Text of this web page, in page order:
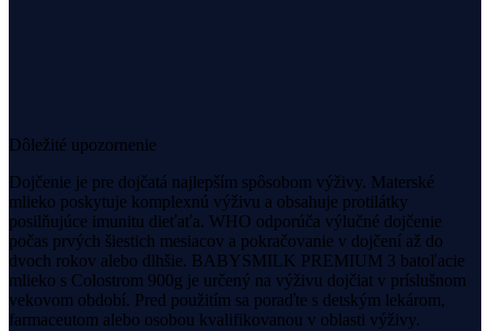
Dôležité upozornenie
Dojčenie je pre dojčatá najlepším spôsobom výživy. Materské
mlieko poskytuje komplexnú výživu a obsahuje protilátky
posilňujúce imunitu dieťaťa. WHO odporúča výlučné dojčenie
počas prvých šiestich mesiacov a pokračovanie v dojčení až do
dvoch rokov alebo dlhšie. BABYSMILK PREMIUM 3 batoľacie
mlieko s Colostrom 900g je určený na výživu dojčiat v príslušnom
vekovom období. Pred použitím sa poraďte s detským lekárom,
farmaceutom alebo osobou kvalifikovanou v oblasti výživy.